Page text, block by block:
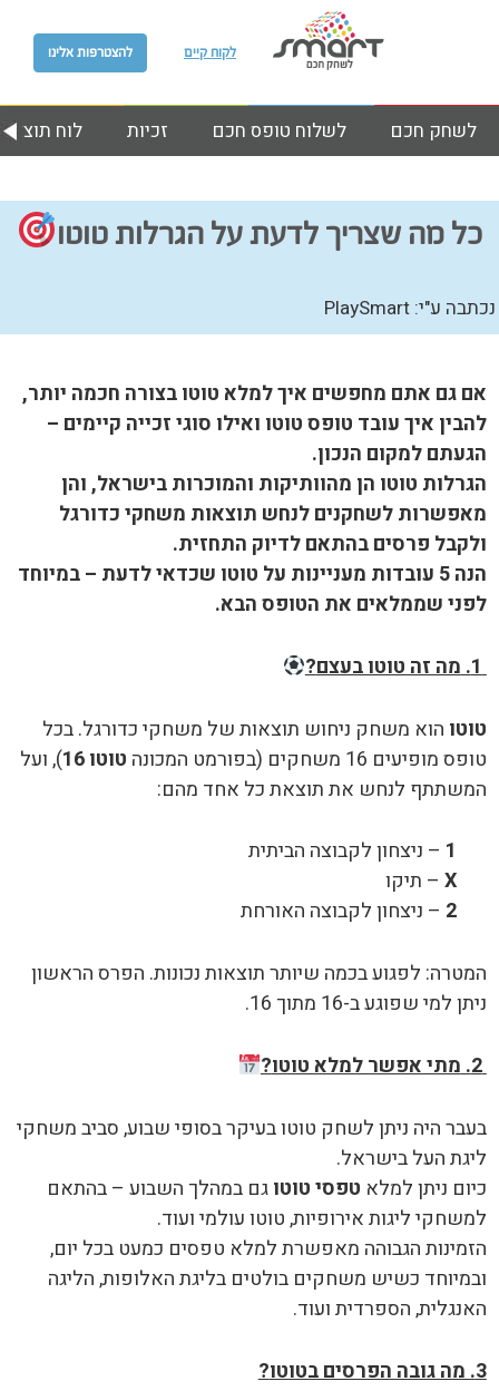
להצטרפות אלינו לקוח קיים
לוח זכיות לשלוח טופס חכם לשחק חכם
כל מה שצריך לדעת על הגרלות טוטו
נכתבה ע"י: PlaySmart
אם גם אתם מחפשים איך למלא טוטו בצורה חכמה יותר,
להבין איך עובד טופס טוטו ואילו סוגי זכייה קיימים –
הגעתם למקום הנכון.
הגרלות טוטו הן מהוותיקות והמוכרות בישראל, והן
מאפשרות לשחקנים לנחש תוצאות משחקי כדורגל
ולקבל פרסים בהתאם לדיוק התחזית.
הנה 5 עובדות מעניינות על טוטו שכדאי לדעת – במיוחד
לפני שממלאים את הטופס הבא.
1. מה זה טוטו בעצם?
טוטו הוא משחק ניחוש תוצאות של משחקי כדורגל. בכל
טופס מופיעים 16 משחקים (בפורמט המכונה
טוטו 16
), ועל
המשתתף לנחש את תוצאת כל אחד מהם:
1 – ניצחון לקבוצה הביתית
X – תיקו
2 – ניצחון לקבוצה האורחת
המטרה: לפגוע בכמה שיותר תוצאות נכונות. הפרס הראשון
ניתן למי שפוגע ב-16 מתוך 16.
2. מתי אפשר למלא טוטו?
בעבר היה ניתן לשחק טוטו בעיקר בסופי שבוע, סביב משחקי
ליגת העל בישראל.
כיום ניתן למלא טפסי טוטוגם במהלך השבוע – בהתאם
למשחקי ליגות אירופיות, טוטו עולמי ועוד.
הזמינות הגבוהה מאפשרת למלא טפסים כמעט בכל יום,
ובמיוחד כשיש משחקים בולטים בליגת האלופות, הליגה
האנגלית, הספרדית ועוד.
3. מה גובה הפרסים בטוטו ?